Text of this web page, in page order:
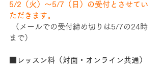
5/2（火）〜5/7（日）の受付とさせてい
ただきます。
まで）
■レッスン料（対面・オンライン共通）